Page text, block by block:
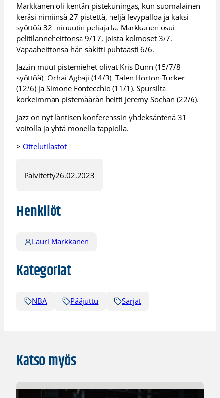
Markkanen oli kentän pistekuningas, kun suomalainen
keräsi nimiinsä 27 pistettä, neljä levypalloa ja kaksi
syöttöä 32 minuutin peliajalla. Markkanen osui
pelitilanneheittonsa 9/17, joista kolmoset 3/7.
Vapaaheittonsa hän säkitti puhtaasti 6/6.
Jazzin muut pistemiehet olivat Kris Dunn (15/7/8
syöttöä), Ochai Agbaji (14/3), Talen Horton-Tucker
(12/6) ja Simone Fontecchio (11/1). Spursilta
korkeimman pistemäärän heitti Jeremy Sochan (22/6).
Jazz on nyt läntisen konferenssin yhdeksäntenä 31
voitolla ja yhtä monella tappiolla.
> Ottelutilastot
Päivitetty26.02.2023
Henkilöt
Lauri Markkanen
Kategoriat
NBA Pääjuttu Sarjat
Katso myös